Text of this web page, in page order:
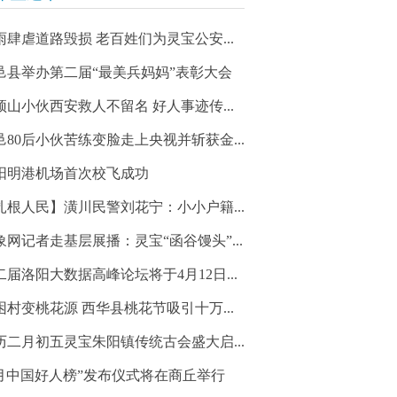
肆虐道路毁损 老百姓们为灵宝公安...
县举办第二届“最美兵妈妈”表彰大会
山小伙西安救人不留名 好人事迹传...
80后小伙苦练变脸走上央视并斩获金...
明港机场首次校飞成功
根人民】潢川民警刘花宁：小小户籍...
网记者走基层展播：灵宝“函谷馒头”...
届洛阳大数据高峰论坛将于4月12日...
村变桃花源 西华县桃花节吸引十万...
二月初五灵宝朱阳镇传统古会盛大启...
中国好人榜”发布仪式将在商丘举行